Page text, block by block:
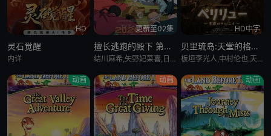
HD
灵石觉醒
内详
更新至02集
擅长逃跑的殿下 第二季
结川麻希,矢野妃菜喜,日野麻里,铃代纱弓,悠木碧,户谷菊之介,中村悠一,小西克幸
HD中字
贝里琉岛:天堂的格尔尼卡:
板垣李光人,中村伦也,天野宏郷,藤井雄太,茂木たかまさ,三上瑛士
动画 动画 动画